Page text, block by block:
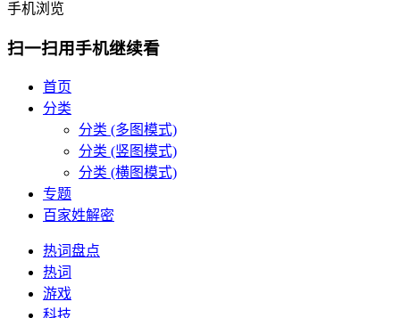
手机浏览
扫一扫用手机继续看
首页
分类
分类 (多图模式)
分类 (竖图模式)
分类 (横图模式)
专题
百家姓解密
热词盘点
热词
游戏